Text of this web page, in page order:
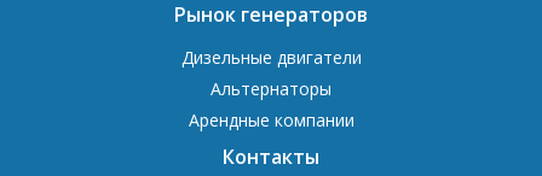
Рынок генераторов
Дизельные двигатели
Альтернаторы
Арендные компании
Контакты